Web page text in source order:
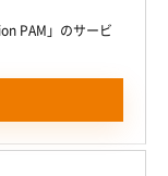
PAM」のサービ